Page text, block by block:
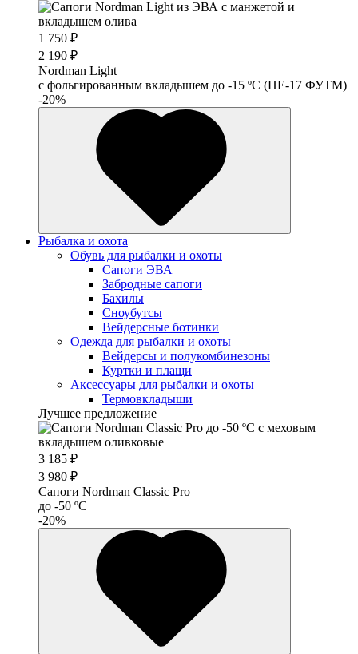
1 750 ₽
2 190 ₽
Nordman Light
c фольгированным вкладышем до -15 ºС (ПЕ-17 ФУТМ)
-20%
Рыбалка и охота
Обувь для рыбалки и охоты
Сапоги ЭВА
Забродные сапоги
Бахилы
Сноубутсы
Вейдерсные ботинки
Одежда для рыбалки и охоты
Вейдерсы и полукомбинезоны
Куртки и плащи
Аксессуары для рыбалки и охоты
Термовкладыши
Лучшее предложение
3 185 ₽
3 980 ₽
Сапоги Nordman Classic Pro
до -50 ºС
-20%